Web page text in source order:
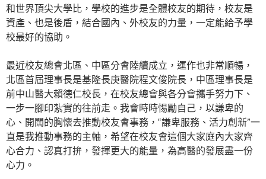
和世界頂尖大學比，學校的進步是全體校友的期待，校友是
資產、也是後盾，結合國內、外校友的力量，一定能給予學
校最好的協助。
最近校友總會北區、中區分會陸續成立，運作也非常順暢，
北區首屆理事長是基隆長庚醫院程文俊院長，中區理事長是
前中山醫大賴德仁校長，在校友總會與各分會攜手努力下、
一步一腳印紮實的往前走。我會時時惕勵自己，以謙卑的
心、開闊的胸懷去推動校友會事務，“謙卑服務、活力創新”一
直是我推動事務的主軸，希望在校友會這個大家庭內大家齊
心合力、認真打拚，發揮更大的能量，為高醫的發展盡一份
心力。